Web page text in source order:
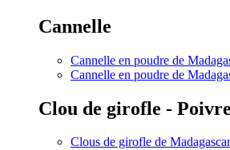
Cannelle
Cannelle en poudre de
Cannelle en poudre de
Clou de girofle -
Clous de girofle de